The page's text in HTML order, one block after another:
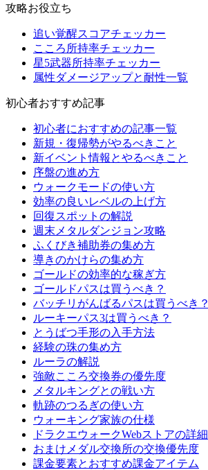
攻略お役立ち
追い覚醒スコアチェッカー
こころ所持率チェッカー
星5武器所持率チェッカー
属性ダメージアップと耐性一覧
初心者おすすめ記事
初心者におすすめの記事一覧
新規・復帰勢がやるべきこと
新イベント情報とやるべきこと
序盤の進め方
ウォークモードの使い方
効率の良いレベルの上げ方
回復スポットの解説
週末メタルダンジョン攻略
ふくびき補助券の集め方
導きのかけらの集め方
ゴールドの効率的な稼ぎ方
ゴールドパスは買うべき？
バッチリがんばるパスは買うべき？
ルーキーパス3は買うべき？
とうばつ手形の入手方法
経験の珠の集め方
ルーラの解説
強敵こころ交換券の優先度
メタルキングとの戦い方
軌跡のつるぎの使い方
ウォーキング家族の仕様
ドラクエウォークWebストアの詳細
おまけメダル交換所の交換優先度
課金要素とおすすめ課金アイテム